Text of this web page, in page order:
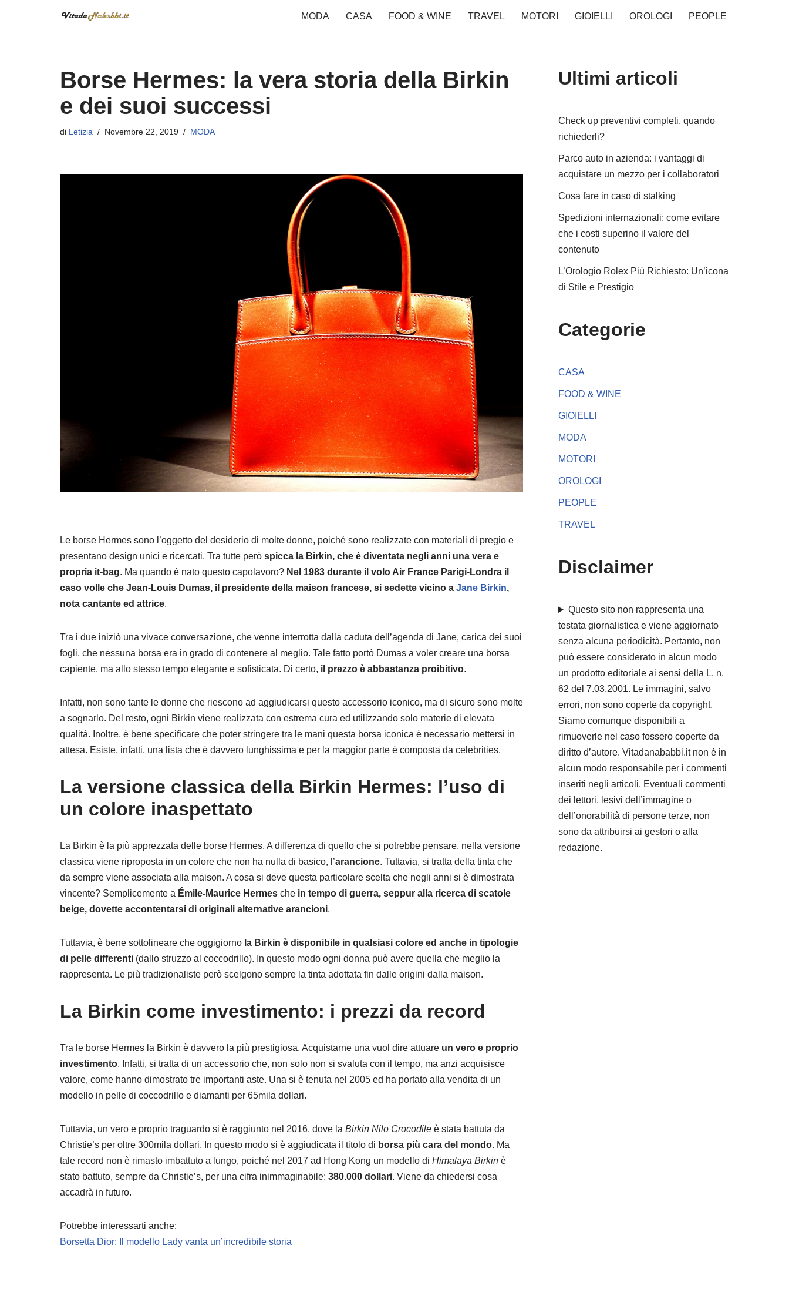
MODA CASA FOOD & WINE TRAVEL MOTORI GIOIELLI OROLOGI PEOPLE
Borse Hermes: la vera storia della Birkin
e dei suoi successi
di Letizia Novembre 22, 2019 MODA
Le borse Hermes sono l’oggetto del desiderio di molte donne, poiché sono realizzate con materiali di pregio e
presentano design unici e ricercati. Tra tutte però spicca la Birkin, che è diventata negli anni una vera e
propria it-bag. Ma quando è nato questo capolavoro? Nel 1983 durante il volo Air France Parigi-Londra il
caso volle che Jean-Louis Dumas, il presidente della maison francese, si sedette vicino a Jane Birkin,
nota cantante ed attrice.
Tra i due iniziò una vivace conversazione, che venne interrotta dalla caduta dell’agenda di Jane, carica dei suoi
fogli, che nessuna borsa era in grado di contenere al meglio. Tale fatto portò Dumas a voler creare una borsa
capiente, ma allo stesso tempo elegante e sofisticata. Di certo, il prezzo è abbastanza proibitivo.
Infatti, non sono tante le donne che riescono ad aggiudicarsi questo accessorio iconico, ma di sicuro sono molte
a sognarlo. Del resto, ogni Birkin viene realizzata con estrema cura ed utilizzando solo materie di elevata
qualità. Inoltre, è bene specificare che poter stringere tra le mani questa borsa iconica è necessario mettersi in
attesa. Esiste, infatti, una lista che è davvero lunghissima e per la maggior parte è composta da celebrities.
La versione classica della Birkin Hermes: l’uso di
un colore inaspettato
La Birkin è la più apprezzata delle borse Hermes. A differenza di quello che si potrebbe pensare, nella versione
classica viene riproposta in un colore che non ha nulla di basico, l’arancione. Tuttavia, si tratta della tinta che
da sempre viene associata alla maison. A cosa si deve questa particolare scelta che negli anni si è dimostrata
vincente? Semplicemente a Émile-Maurice Hermes che in tempo di guerra, seppur alla ricerca di scatole
beige, dovette accontentarsi di originali alternative arancioni.
Tuttavia, è bene sottolineare che oggigiorno la Birkin è disponibile in qualsiasi colore ed anche in tipologie
di pelle differenti (dallo struzzo al coccodrillo). In questo modo ogni donna può avere quella che meglio la
rappresenta. Le più tradizionaliste però scelgono sempre la tinta adottata fin dalle origini dalla maison.
La Birkin come investimento: i prezzi da record
Tra le borse Hermes la Birkin è davvero la più prestigiosa. Acquistarne una vuol dire attuare un vero e proprio
investimento. Infatti, si tratta di un accessorio che, non solo non si svaluta con il tempo, ma anzi acquisisce
valore, come hanno dimostrato tre importanti aste. Una si è tenuta nel 2005 ed ha portato alla vendita di un
modello in pelle di coccodrillo e diamanti per 65mila dollari.
Tuttavia, un vero e proprio traguardo si è raggiunto nel 2016, dove la Birkin Nilo Crocodile è stata battuta da
Christie’s per oltre 300mila dollari. In questo modo si è aggiudicata il titolo di borsa più cara del mondo. Ma
tale record non è rimasto imbattuto a lungo, poiché nel 2017 ad Hong Kong un modello di Himalaya Birkin è
stato battuto, sempre da Christie’s, per una cifra inimmaginabile: 380.000 dollari. Viene da chiedersi cosa
accadrà in futuro.
Potrebbe interessarti anche:
Borsetta Dior: Il modello Lady vanta un’incredibile storia
Ultimi articoli
Check up preventivi completi, quando
richiederli?
Parco auto in azienda: i vantaggi di
acquistare un mezzo per i collaboratori
Cosa fare in caso di stalking
Spedizioni internazionali: come evitare
che i costi superino il valore del
contenuto
L’Orologio Rolex Più Richiesto: Un’icona
di Stile e Prestigio
Categorie
CASA
FOOD & WINE
GIOIELLI
MODA
MOTORI
OROLOGI
PEOPLE
TRAVEL
Disclaimer
Questo sito non rappresenta una
testata giornalistica e viene aggiornato
senza alcuna periodicità. Pertanto, non
può essere considerato in alcun modo
un prodotto editoriale ai sensi della L. n.
62 del 7.03.2001. Le immagini, salvo
errori, non sono coperte da copyright.
Siamo comunque disponibili a
rimuoverle nel caso fossero coperte da
diritto d’autore. Vitadanababbi.it non è in
alcun modo responsabile per i commenti
inseriti negli articoli. Eventuali commenti
dei lettori, lesivi dell’immagine o
dell’onorabilità di persone terze, non
sono da attribuirsi ai gestori o alla
redazione.